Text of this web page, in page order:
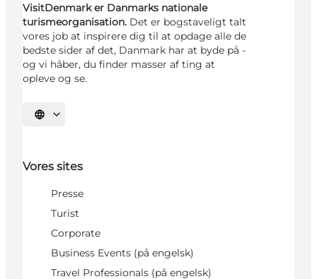
VisitDenmark er Danmarks nationale
turismeorganisation. Det er bogstaveligt talt
vores job at inspirere dig til at opdage alle de
bedste sider af det, Danmark har at byde på -
og vi håber, du finder masser af ting at
opleve og se.
Vælg sprog
Vores sites
Presse
Turist
Corporate
Business Events (på engelsk)
Travel Professionals (på engelsk)